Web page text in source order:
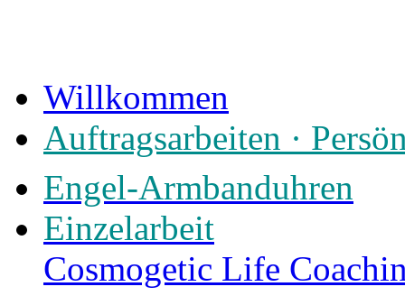
Willkommen
Auftragsarbeiten ·
Engel-Armbanduhren
Einzelarbeit
Cosmogetic Life